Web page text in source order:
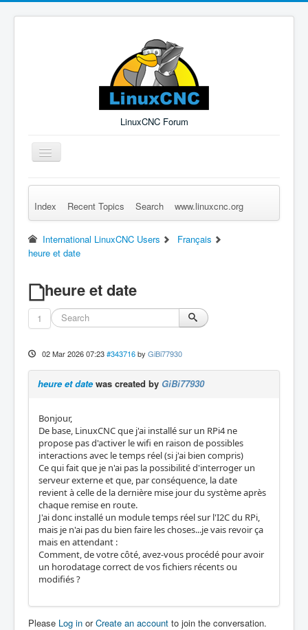
LinuxCNC Forum
Toggle
Navigation
Remember Me Log in Forgot Login? Sign up
Index Recent Topics Search www.linuxcnc.org
International LinuxCNC Users
Français
heure et date
heure et date
1
02 Mar 2026 07:23 #343716 by GiBi77930
heure et datewas created by GiBi77930
Bonjour,
De base, LinuxCNC que j'ai installé sur un RPi4 ne
propose pas d'activer le wifi en raison de possibles
interactions avec le temps réel (si j'ai bien compris)
Ce qui fait que je n'ai pas la possibilité d'interroger un
serveur externe et que, par conséquence, la date
revient à celle de la dernière mise jour du système après
chaque remise en route.
J'ai donc installé un module temps réel sur l'I2C du RPi,
mais je n'ai pas du bien faire les choses...je vais revoir ça
mais en attendant :
Comment, de votre côté, avez-vous procédé pour avoir
un horodatage correct de vos fichiers récents ou
modifiés ?
Please Log in orCreate an account to join the conversation.